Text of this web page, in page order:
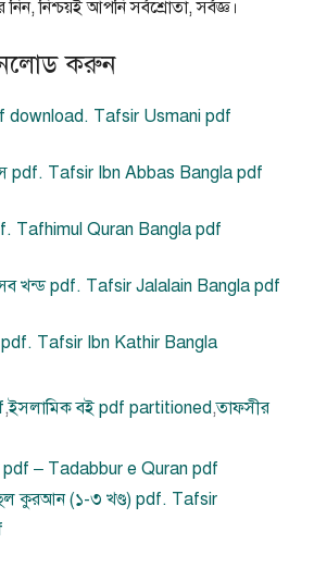
নিশ্চয়ই আপনি সর্বশ্রোতা, সর্বজ্ঞ।
করুন
download. Tafsir Usmani pdf
pdf. Tafsir Ibn Abbas Bangla pdf
Tafhimul Quran Bangla pdf
খন্ড pdf. Tafsir Jalalain Bangla pdf
pdf. Tafsir Ibn Kathir Bangla
,ইসলামিক বই pdf partitioned,তাফসীর
pdf – Tadabbur e Quran pdf
কুরআন (১-৩ খণ্ড) pdf. Tafsir